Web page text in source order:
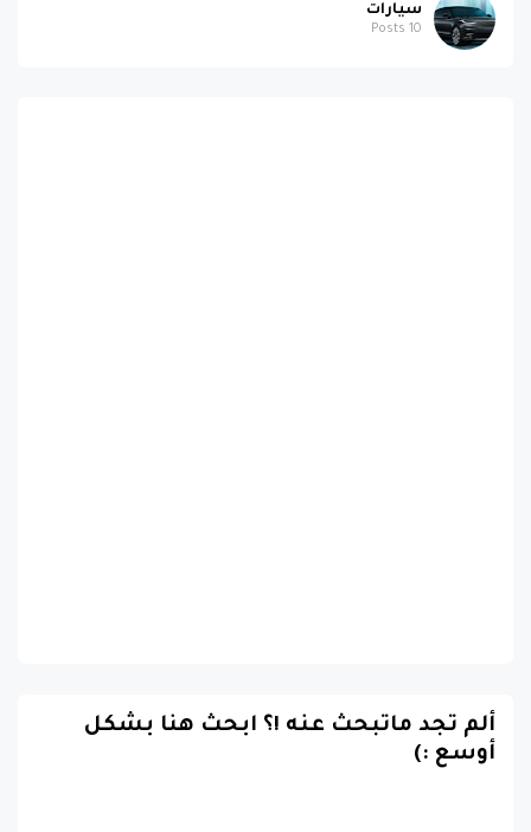
سيارات
10
ألم تجد ماتبحث عنه !؟ ابحث هنا بشكل
أوسع :)